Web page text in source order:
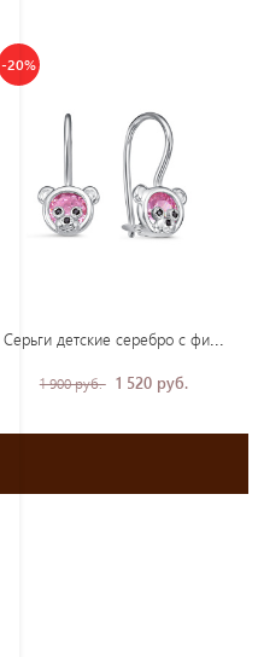
-20%
Серьги детские серебро с фианитами
1 900 руб. 1 520 руб.